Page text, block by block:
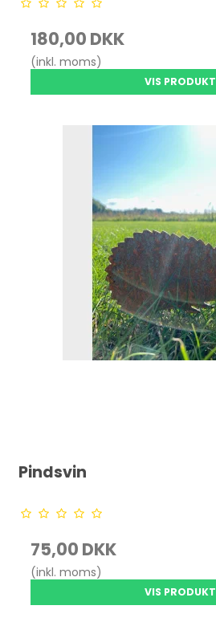
180,00 DKK
(inkl. moms)
VIS PRODUKT
Pindsvin
75,00 DKK
(inkl. moms)
VIS PRODUKT